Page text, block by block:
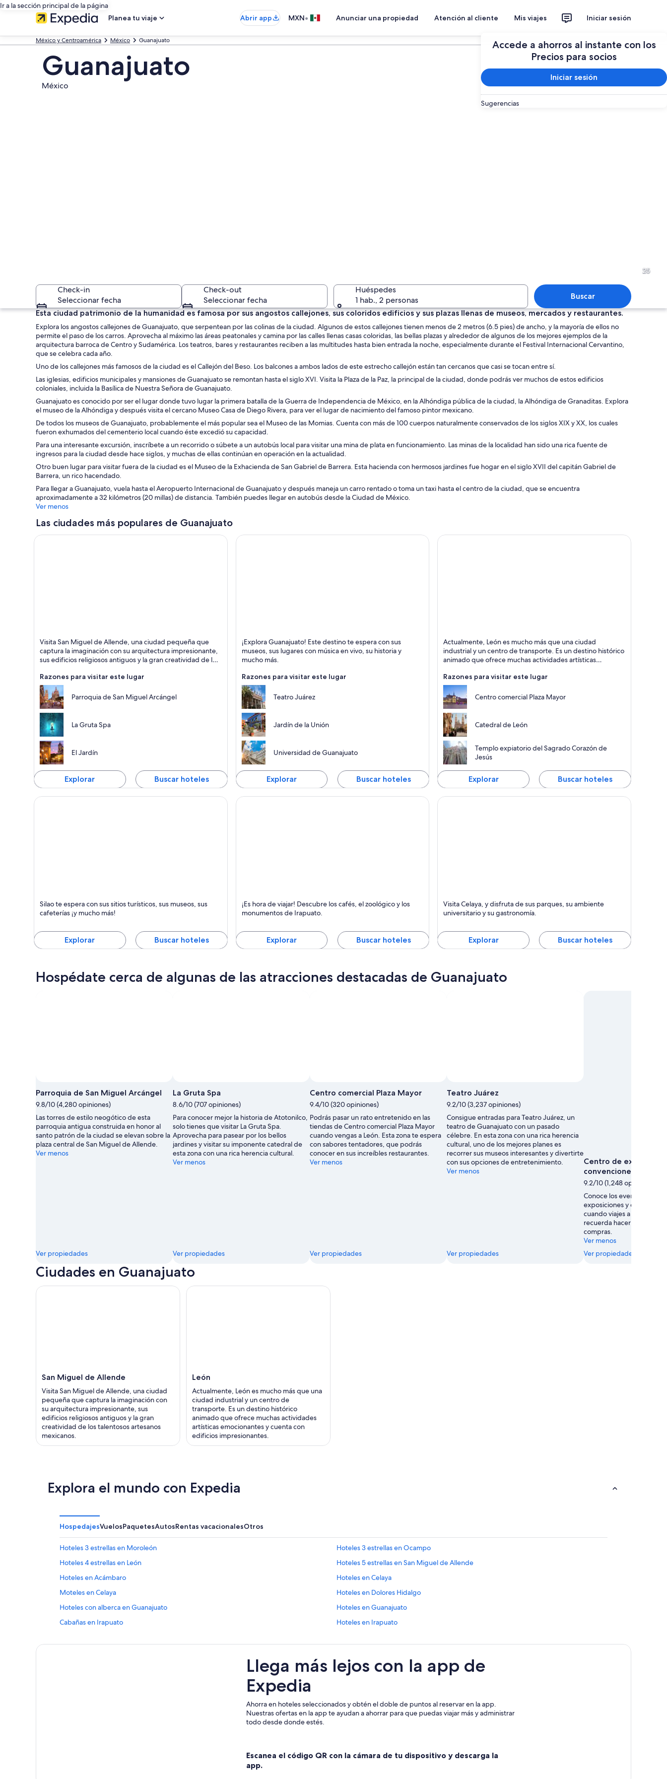
Ir a la sección principal de la página
Planea tu viaje
Abrir app MXN• Anunciar una propiedad Atención al cliente Mis viajes Iniciar sesión
Accede a ahorros al instante con los
Precios para socios
Iniciar sesión
Sugerencias
México y Centroamérica México Guanajuato Planear un viaje
Guanajuato
México
Un mercado callejero concurrido donde la gente compra y los vendedores ofrecen sus productos.
Una calle concurrida flanqueada por edificios de colores, con un árbol grande en el
Un patio con setos bien
25
Check-in
Seleccionar fecha
Check-out
Seleccionar fecha
Huéspedes
1 hab., 2 personas
Buscar
Esta ciudad patrimonio de la humanidad es famosa por sus angostos callejones, sus coloridos edificios y sus plazas llenas de museos, mercados y restaurantes.
Explora los angostos callejones de Guanajuato, que serpentean por las colinas de la ciudad. Algunos de estos callejones tienen menos de 2 metros (6.5 pies) de ancho, y la mayoría de ellos no
permite el paso de los carros. Aprovecha al máximo las áreas peatonales y camina por las calles llenas casas coloridas, las bellas plazas y alrededor de algunos de los mejores ejemplos de la
arquitectura barroca de Centro y Sudamérica. Los teatros, bares y restaurantes reciben a las multitudes hasta bien entrada la noche, especialmente durante el Festival Internacional Cervantino,
que se celebra cada año.
Uno de los callejones más famosos de la ciudad es el Callejón del Beso. Los balcones a ambos lados de este estrecho callejón están tan cercanos que casi se tocan entre sí.
Las iglesias, edificios municipales y mansiones de Guanajuato se remontan hasta el siglo XVI. Visita la Plaza de la Paz, la principal de la ciudad, donde podrás ver muchos de estos edificios
coloniales, incluida la Basílica de Nuestra Señora de Guanajuato.
Guanajuato es conocido por ser el lugar donde tuvo lugar la primera batalla de la Guerra de Independencia de México, en la Alhóndiga pública de la ciudad, la Alhóndiga de Granaditas. Explora
el museo de la Alhóndiga y después visita el cercano Museo Casa de Diego Rivera, para ver el lugar de nacimiento del famoso pintor mexicano.
De todos los museos de Guanajuato, probablemente el más popular sea el Museo de las Momias. Cuenta con más de 100 cuerpos naturalmente conservados de los siglos XIX y XX, los cuales
fueron exhumados del cementerio local cuando éste excedió su capacidad.
Para una interesante excursión, inscríbete a un recorrido o súbete a un autobús local para visitar una mina de plata en funcionamiento. Las minas de la localidad han sido una rica fuente de
ingresos para la ciudad desde hace siglos, y muchas de ellas continúan en operación en la actualidad.
Otro buen lugar para visitar fuera de la ciudad es el Museo de la Exhacienda de San Gabriel de Barrera. Esta hacienda con hermosos jardines fue hogar en el siglo XVII del capitán Gabriel de
Barrera, un rico hacendado.
Para llegar a Guanajuato, vuela hasta el Aeropuerto Internacional de Guanajuato y después maneja un carro rentado o toma un taxi hasta el centro de la ciudad, que se encuentra
aproximadamente a 32 kilómetros (20 millas) de distancia. También puedes llegar en autobús desde la Ciudad de México.
Ver menos
Las ciudades más populares de Guanajuato
San Miguel de Allende
Catedrales, Iglesias y Arquitectura
Visita San Miguel de Allende, una ciudad pequeña que
captura la imaginación con su arquitectura impresionante,
sus edificios religiosos antiguos y la gran creatividad de los
Razones para visitar este lugar
Parroquia de San Miguel Arcángel
La Gruta Spa
El Jardín
Explorar Buscar hoteles
Guanajuato
Catedrales, Museos y Entretenimiento
¡Explora Guanajuato! Este destino te espera con sus
museos, sus lugares con música en vivo, su historia y
mucho más.
Razones para visitar este lugar
Teatro Juárez
Jardín de la Unión
Universidad de Guanajuato
Explorar Buscar hoteles
León
Compras, Festivales y Museos
Actualmente, León es mucho más que una ciudad
industrial y un centro de transporte. Es un destino histórico
animado que ofrece muchas actividades artísticas
Razones para visitar este lugar
Centro comercial Plaza Mayor
Catedral de León
Templo expiatorio del Sagrado Corazón de
Jesús
Explorar Buscar hoteles
Negocios, Turismo y Museos
Silao te espera con sus sitios turísticos, sus museos, sus
cafeterías ¡y mucho más!
Explorar Buscar hoteles
Comidas, Negocios y Compras
¡Es hora de viajar! Descubre los cafés, el zoológico y los
monumentos de Irapuato.
Explorar Buscar hoteles
Compras, Excursiones y Paseos a pie
Visita Celaya, y disfruta de sus parques, su ambiente
universitario y su gastronomía.
Explorar Buscar hoteles
Hospédate cerca de algunas de las atracciones destacadas de Guanajuato
Parroquia de San Miguel Arcángel
9.8/10 (4,280 opiniones)
Las torres de estilo neogótico de esta
parroquia antigua construida en honor al
santo patrón de la ciudad se elevan sobre la
plaza central de San Miguel de Allende.
Ver menos
Ver propiedades
de
uso
libre
por
Greg
Jackson
La Gruta Spa
8.6/10 (707 opiniones)
Para conocer mejor la historia de Atotonilco,
solo tienes que visitar La Gruta Spa.
Aprovecha para pasear por los bellos
jardines y visitar su imponente catedral de
esta zona con una rica herencia cultural.
Ver menos
Ver propiedades
Centro comercial Plaza Mayor
9.4/10 (320 opiniones)
Podrás pasar un rato entretenido en las
tiendas de Centro comercial Plaza Mayor
cuando vengas a León. Esta zona te espera
con sabores tentadores, que podrás
conocer en sus increíbles restaurantes.
Ver menos
Ver propiedades
Teatro Juárez
9.2/10 (3,237 opiniones)
Consigue entradas para Teatro Juárez, un
teatro de Guanajuato con un pasado
célebre. En esta zona con una rica herencia
cultural, uno de los mejores planes es
recorrer sus museos interesantes y divertirte
con sus opciones de entretenimiento.
Ver menos
Ver propiedades
Centro de
convenciones
9.2/10 (1,248 opiniones)
Conoce los eventos que
exposiciones y
cuando viajes a León.
recuerda hacer algo de
compras.
Ver menos
Ver propiedades
Ciudades en Guanajuato
San Miguel de Allende
Visita San Miguel de Allende, una ciudad
pequeña que captura la imaginación con
su arquitectura impresionante, sus
edificios religiosos antiguos y la gran
creatividad de los talentosos artesanos
mexicanos.
León
Actualmente, León es mucho más que una
ciudad industrial y un centro de
transporte. Es un destino histórico
animado que ofrece muchas actividades
artísticas emocionantes y cuenta con
edificios impresionantes.
Explora el mundo con Expedia
HospedajesVuelosPaquetesAutosRentas vacacionalesOtros
Hoteles 3 estrellas en Moroleón
Hoteles 3 estrellas en Ocampo
Hoteles 4 estrellas en León
Hoteles 5 estrellas en San Miguel de Allende
Hoteles en Acámbaro
Hoteles en Celaya
Moteles en Celaya
Hoteles en Dolores Hidalgo
Hoteles con alberca en Guanajuato
Hoteles en Guanajuato
Cabañas en Irapuato
Hoteles en Irapuato
Hoteles en Salvatierra
Nh Hotels en San Miguel de Allende
Llega más lejos con la app de
Expedia
Ahorra en hoteles seleccionados y obtén el doble de puntos al reservar en la app.
Nuestras ofertas en la app te ayudan a ahorrar para que puedas viajar más y administrar
todo desde donde estés.
Escanea el código QR con la cámara de tu dispositivo y descarga la
app.